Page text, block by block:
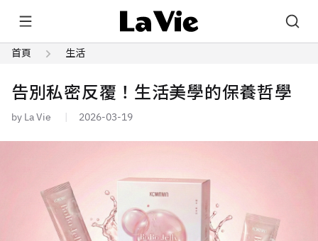
首頁 生活
告別私密反覆！生活美學的保養哲學
by La Vie 2026-03-19